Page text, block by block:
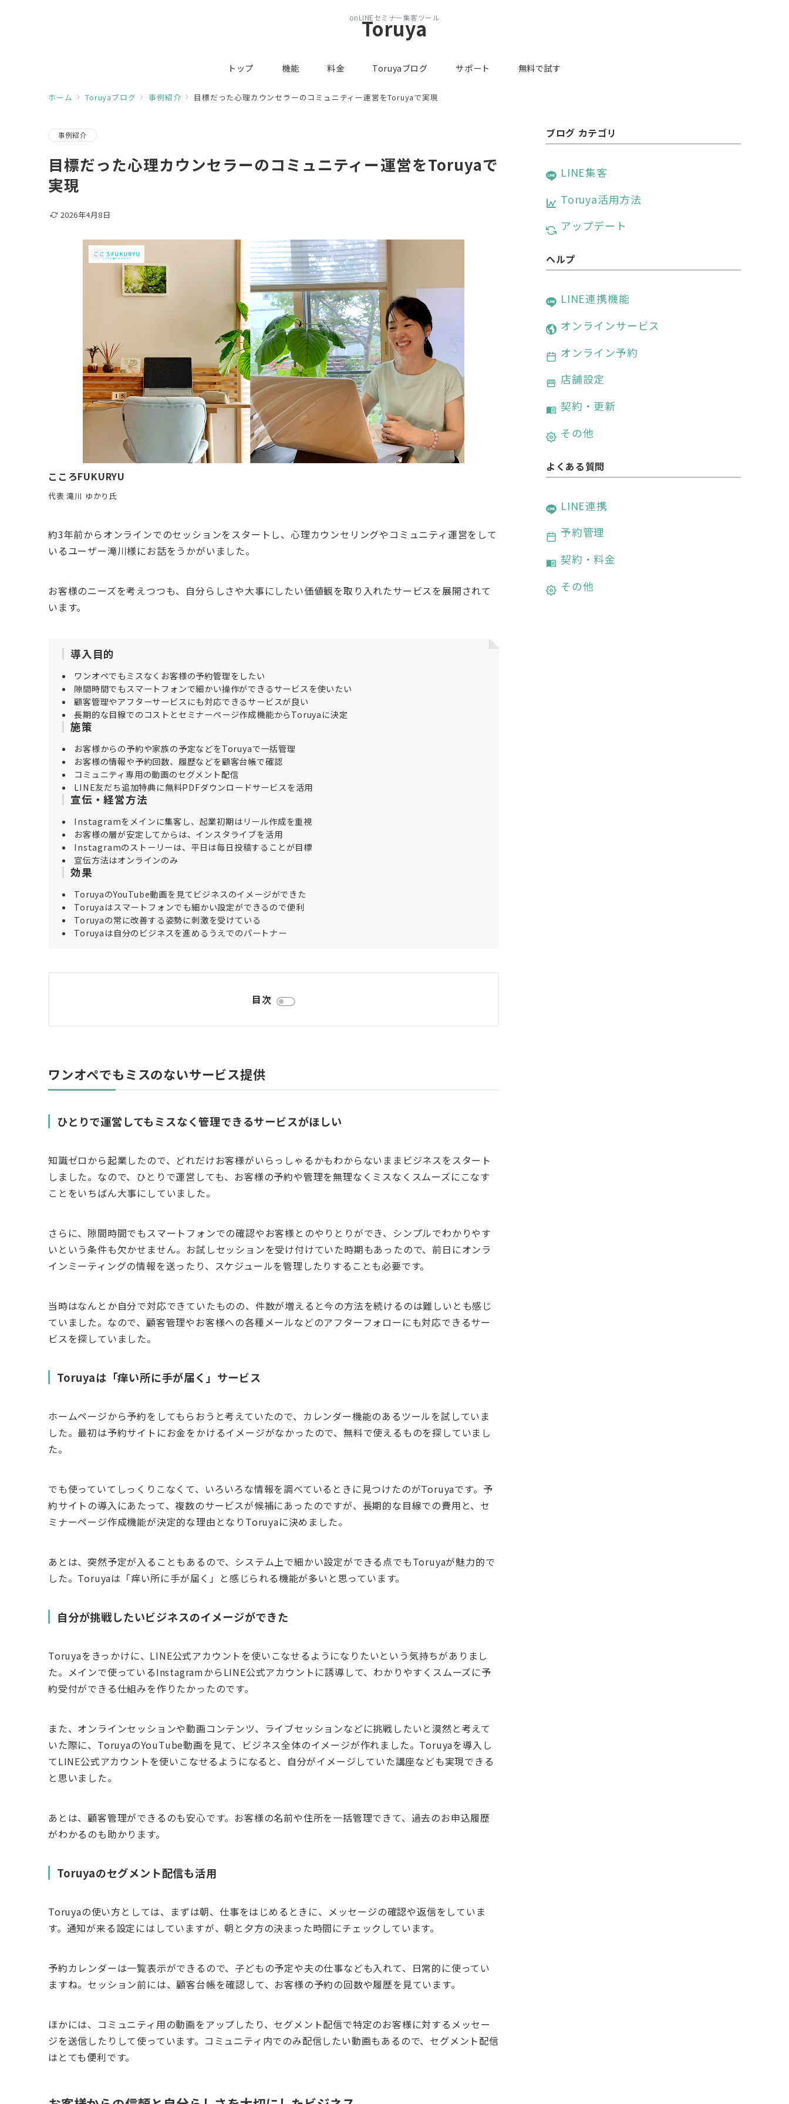
onLINEセミナー集客ツール
Toruya
トップ 機能 料金 Toruyaブログ サポート 無料で試す
ホーム Toruyaブログ 事例紹介 目標だった心理カウンセラーのコミュニティー運営をToruyaで実現
事例紹介
目標だった心理カウンセラーのコミュニティー運営をToruyaで
実現
2026年4月8日
こころFUKURYU
代表 滝川 ゆかり氏
約3年前からオンラインでのセッションをスタートし、心理カウンセリングやコミュニティ運営をして
いるユーザー滝川様にお話をうかがいました。
お客様のニーズを考えつつも、自分らしさや大事にしたい価値観を取り入れたサービスを展開されて
います。
導入目的
ワンオペでもミスなくお客様の予約管理をしたい
隙間時間でもスマートフォンで細かい操作ができるサービスを使いたい
顧客管理やアフターサービスにも対応できるサービスが良い
長期的な目線でのコストとセミナーページ作成機能からToruyaに決定
施策
お客様からの予約や家族の予定などをToruyaで一括管理
お客様の情報や予約回数、履歴などを顧客台帳で確認
コミュニティ専用の動画のセグメント配信
LINE友だち追加特典に無料PDFダウンロードサービスを活用
宣伝・経営方法
Instagramをメインに集客し、起業初期はリール作成を重視
お客様の層が安定してからは、インスタライブを活用
Instagramのストーリーは、平日は毎日投稿することが目標
宣伝方法はオンラインのみ
効果
ToruyaのYouTube動画を見てビジネスのイメージができた
Toruyaはスマートフォンでも細かい設定ができるので便利
Toruyaの常に改善する姿勢に刺激を受けている
Toruyaは自分のビジネスを進めるうえでのパートナー
目次
ワンオペでもミスのないサービス提供
ひとりで運営してもミスなく管理できるサービスがほしい
知識ゼロから起業したので、どれだけお客様がいらっしゃるかもわからないままビジネスをスタート
しました。なので、ひとりで運営しても、お客様の予約や管理を無理なくミスなくスムーズにこなす
ことをいちばん大事にしていました。
さらに、隙間時間でもスマートフォンでの確認やお客様とのやりとりができ、シンプルでわかりやす
いという条件も欠かせません。お試しセッションを受け付けていた時期もあったので、前日にオンラ
インミーティングの情報を送ったり、スケジュールを管理したりすることも必要です。
当時はなんとか自分で対応できていたものの、件数が増えると今の方法を続けるのは難しいとも感じ
ていました。なので、顧客管理やお客様への各種メールなどのアフターフォローにも対応できるサー
ビスを探していました。
Toruyaは「痒い所に手が届く」サービス
ホームページから予約をしてもらおうと考えていたので、カレンダー機能のあるツールを試していま
した。最初は予約サイトにお金をかけるイメージがなかったので、無料で使えるものを探していまし
た。
でも使っていてしっくりこなくて、いろいろな情報を調べているときに見つけたのがToruyaです。予
約サイトの導入にあたって、複数のサービスが候補にあったのですが、長期的な目線での費用と、セ
ミナーページ作成機能が決定的な理由となりToruyaに決めました。
あとは、突然予定が入ることもあるので、システム上で細かい設定ができる点でもToruyaが魅力的で
した。Toruyaは「痒い所に手が届く」と感じられる機能が多いと思っています。
自分が挑戦したいビジネスのイメージができた
Toruyaをきっかけに、LINE公式アカウントを使いこなせるようになりたいという気持ちがありまし
た。メインで使っているInstagramからLINE公式アカウントに誘導して、わかりやすくスムーズに予
約受付ができる仕組みを作りたかったのです。
また、オンラインセッションや動画コンテンツ、ライブセッションなどに挑戦したいと漠然と考えて
いた際に、ToruyaのYouTube動画を見て、ビジネス全体のイメージが作れました。Toruyaを導入し
てLINE公式アカウントを使いこなせるようになると、自分がイメージしていた講座なども実現できる
と思いました。
あとは、顧客管理ができるのも安心です。お客様の名前や住所を一括管理できて、過去のお申込履歴
がわかるのも助かります。
Toruyaのセグメント配信も活用
Toruyaの使い方としては、まずは朝、仕事をはじめるときに、メッセージの確認や返信をしていま
す。通知が来る設定にはしていますが、朝と夕方の決まった時間にチェックしています。
予約カレンダーは一覧表示ができるので、子どもの予定や夫の仕事なども入れて、日常的に使ってい
ますね。セッション前には、顧客台帳を確認して、お客様の予約の回数や履歴を見ています。
ほかには、コミュニティ用の動画をアップしたり、セグメント配信で特定のお客様に対するメッセー
ジを送信したりして使っています。コミュニティ内でのみ配信したい動画もあるので、セグメント配信
はとても便利です。
ブログ カテゴリ
LINE集客
Toruya活用方法
アップデート
ヘルプ
LINE連携機能
オンラインサービス
オンライン予約
店舗設定
契約・更新
その他
よくある質問
LINE連携
予約管理
契約・料金
その他